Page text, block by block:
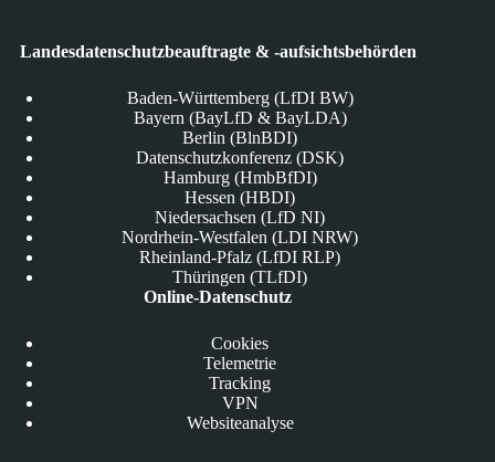
Landesdatenschutzbeauftragte & -aufsichtsbehörden
Baden-Württemberg (LfDI BW)
Bayern (BayLfD & BayLDA)
Berlin (BlnBDI)
Datenschutzkonferenz (DSK)
Hamburg (HmbBfDI)
Hessen (HBDI)
Niedersachsen (LfD NI)
Nordrhein-Westfalen (LDI NRW)
Rheinland-Pfalz (LfDI RLP)
Thüringen (TLfDI)
Online-Datenschutz
Cookies
Telemetrie
Tracking
VPN
Websiteanalyse